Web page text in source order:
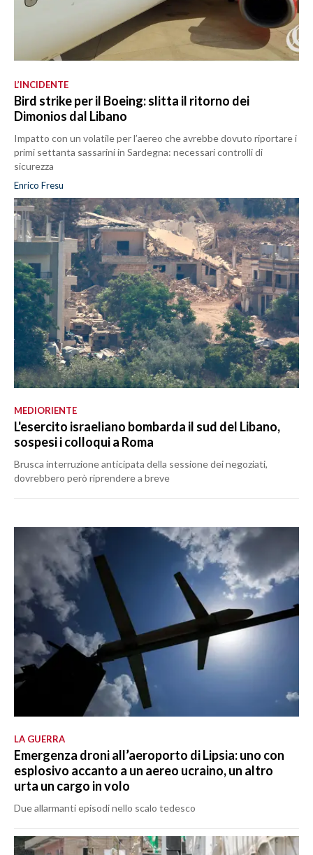
L’INCIDENTE
Bird strike per il Boeing: slitta il ritorno dei
Dimonios dal Libano
Impatto con un volatile per l’aereo che avrebbe dovuto riportare i
primi settanta sassarini in Sardegna: necessari controlli di
sicurezza
Enrico Fresu
MEDIORIENTE
L'esercito israeliano bombarda il sud del Libano,
sospesi i colloqui a Roma
Brusca interruzione anticipata della sessione dei negoziati,
dovrebbero però riprendere a breve
LA GUERRA
Emergenza droni all’aeroporto di Lipsia: uno con
esplosivo accanto a un aereo ucraino, un altro
urta un cargo in volo
Due allarmanti episodi nello scalo tedesco